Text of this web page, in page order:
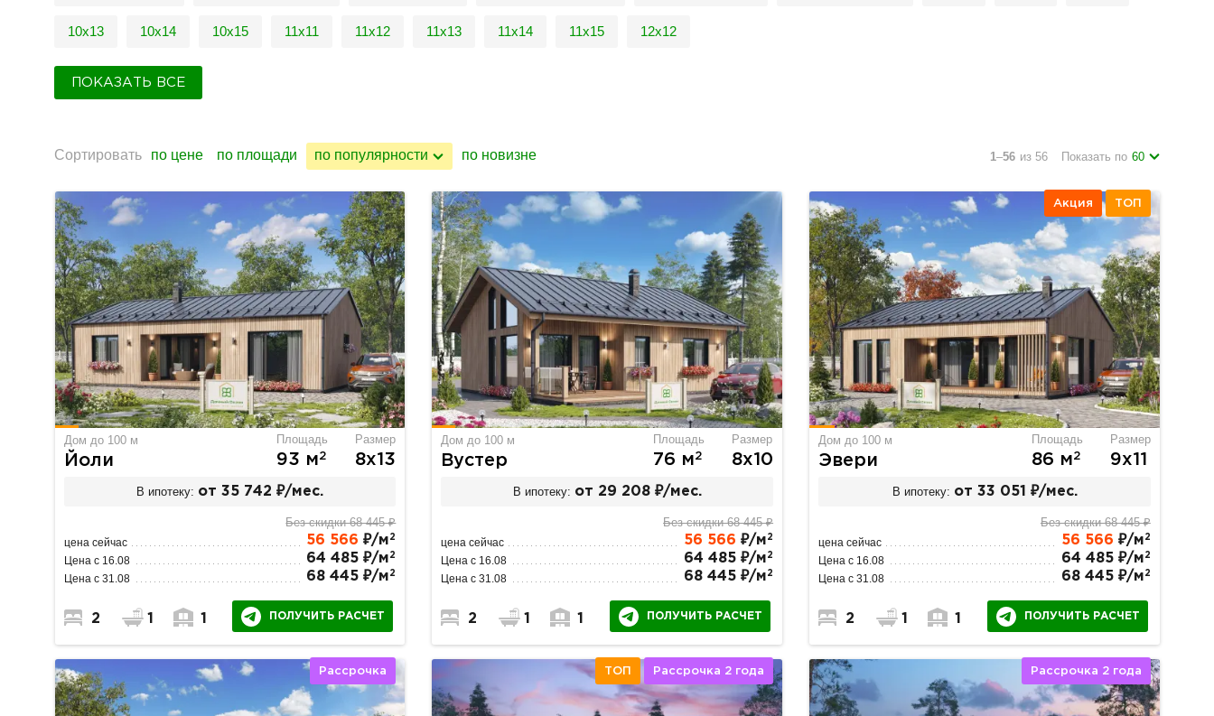
10х13 10х14 10х15 11х11 11х12 11х13 11х14 11х15 12х12
ПОКАЗАТЬ ВСЕ
Сортировать по цене по площади по популярности по новизне 1–56 из 56 Показать по 60
Дом до 100 м
Йоли
Площадь
93 м2
Размер
8х13
В ипотеку: от 35 742 ₽/мес.
Без скидки 68 445 ₽
цена сейчас 56 566 ₽/м 2
Цена с 16.08 64 485 ₽/м 2
Цена с 31.08 68 445 ₽/м 2
2 1 1 ПОЛУЧИТЬ РАСЧЕТ
Дом до 100 м
Вустер
Площадь
76 м2
Размер
8х10
В ипотеку: от 29 208 ₽/мес.
Без скидки 68 445 ₽
цена сейчас 56 566 ₽/м 2
Цена с 16.08 64 485 ₽/м 2
Цена с 31.08 68 445 ₽/м 2
2 1 1 ПОЛУЧИТЬ РАСЧЕТ
Акция ТОП
Дом до 100 м
Эвери
Площадь
86 м2
Размер
9х11
В ипотеку: от 33 051 ₽/мес.
Без скидки 68 445 ₽
цена сейчас 56 566 ₽/м 2
Цена с 16.08 64 485 ₽/м 2
Цена с 31.08 68 445 ₽/м 2
2 1 1 ПОЛУЧИТЬ РАСЧЕТ
Рассрочка ТОП Рассрочка 2 года Рассрочка 2 года